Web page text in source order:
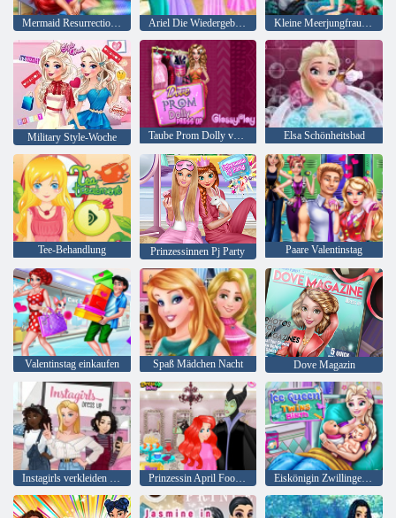
Mermaid Resurrection Notfall Ariel Die Wiedergeburt von Lovelorn Kleine Meerjungfrauen Puzzle
Military Style-Woche Taube Prom Dolly verkleiden sich Elsa Schönheitsbad
Tee-Behandlung Prinzessinnen Pj Party Paare Valentinstag
Valentinstag einkaufen Spaß Mädchen Nacht Dove Magazin
Instagirls verkleiden sich Prinzessin April Fools Friseursalon Eiskönigin Zwillinge Geburt